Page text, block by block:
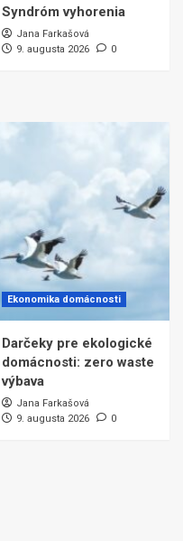
Syndróm vyhorenia
Jana Farkašová
9. augusta 2026
0
Ekonomika domácnosti
Darčeky pre ekologické
domácnosti: zero waste
výbava
Jana Farkašová
9. augusta 2026
0